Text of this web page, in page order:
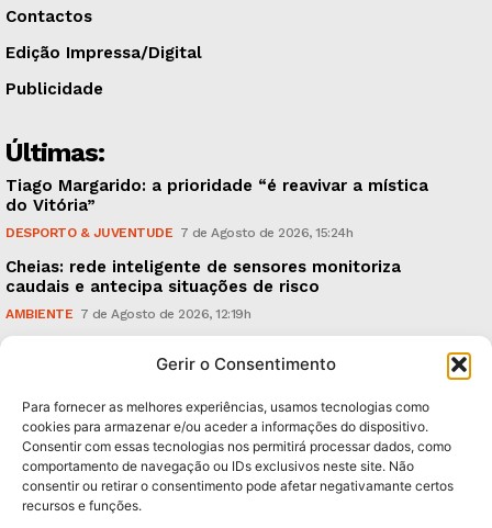
Gerir o Consentimento
Para fornecer as melhores experiências, usamos tecnologias como
cookies para armazenar e/ou aceder a informações do dispositivo.
Consentir com essas tecnologias nos permitirá processar dados, como
comportamento de navegação ou IDs exclusivos neste site. Não
consentir ou retirar o consentimento pode afetar negativamante certos
recursos e funções.
Contactos
Edição Impressa/Digital
Publicidade
Últimas:
Tiago Margarido: a prioridade “é reavivar a mística
do Vitória”
DESPORTO & JUVENTUDE 7 de Agosto de 2026, 15:24h
Cheias: rede inteligente de sensores monitoriza
caudais e antecipa situações de risco
AMBIENTE 7 de Agosto de 2026, 12:19h
Subscreva Newsletter: